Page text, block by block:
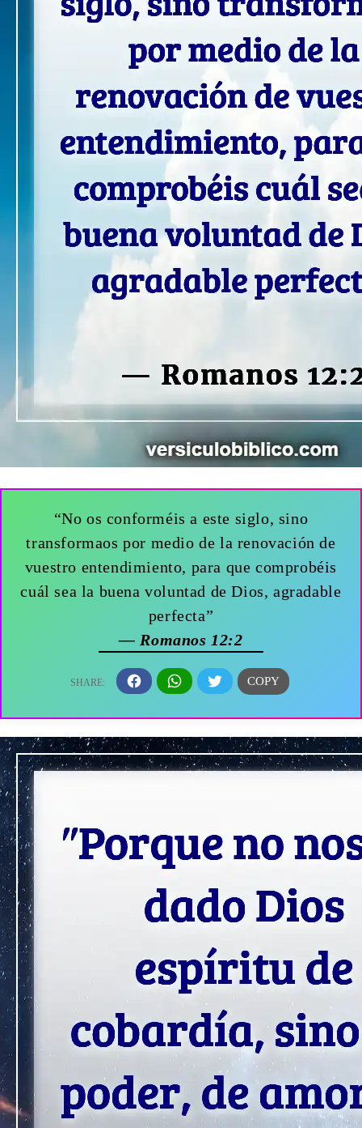
“No os conforméis a este siglo, sino
transformaos por medio de la renovación de
vuestro entendimiento, para que comprobéis
cuál sea la buena voluntad de Dios, agradable
perfecta”
— Romanos 12:2